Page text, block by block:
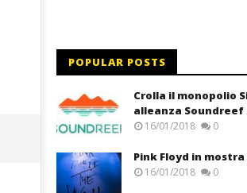
POPULAR POSTS
Crolla il monopolio
alleanza Soundreef
16/01/2018 0
Pink Floyd in mostra
16/01/2018 0